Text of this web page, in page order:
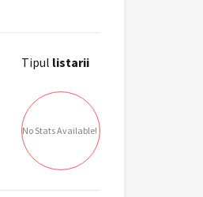
Tipul listarii
No Stats Available!